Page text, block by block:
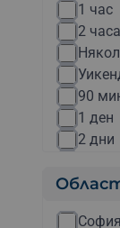
Други
Уроци
1 час
2 часа
90
1 ден
2 дни
½ ден
София